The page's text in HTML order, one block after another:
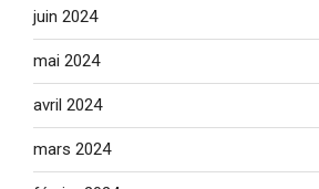
juin 2024
mai 2024
avril 2024
mars 2024